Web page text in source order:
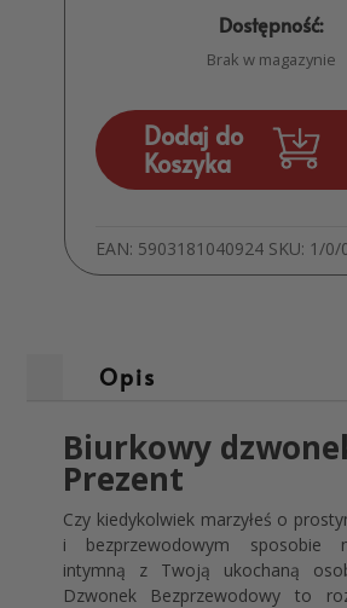
Dostępność:
Brak w magazynie
Dodaj do
Koszyka
EAN: 5903181040924 SKU: 1/0/
Opis
Biurkowy
Prezent
Czy kiedykolwiek marzyłeś o
i bezprzewodowym sposobie
intymną z Twoją ukochaną
Dzwonek Bezprzewodowy to